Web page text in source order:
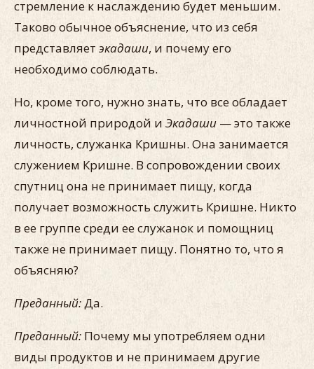
стремление к наслаждению будет меньшим.
Таково обычное объяснение, что из себя
представляет экадаши, и почему его
необходимо соблюдать.
Но, кроме того, нужно знать, что все обладает
личностной природой и Экадаши — это также
личность, служанка Кришны. Она занимается
служением Кришне. В сопровождении своих
спутниц она не принимает пищу, когда
получает возможность служить Кришне. Никто
в ее группе среди ее служанок и помощниц
также не принимает пищу. Понятно то, что я
объясняю?
Преданный:Да.
Преданный: Почему мы употребляем одни
виды продуктов и не принимаем другие